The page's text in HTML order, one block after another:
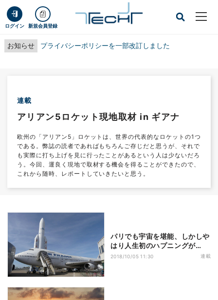
ログイン 新規会員登録
お知らせ プライバシーポリシーを一部改訂しました
連載
アリアン5ロケット現地取材 in ギアナ
欧州の「アリアン5」ロケットは、世界の代表的なロケットの1つ
である。弊誌の読者であればもちろんご存じだと思うが、それで
も実際に打ち上げを見に行ったことがあるという人は少ないだろ
う。今回、運良く現地で取材する機会を得ることができたので、
これから随時、レポートしていきたいと思う。
パリでも宇宙を堪能、しかしや
はり人生初のハプニングが…
2018/10/05 11:30 連載